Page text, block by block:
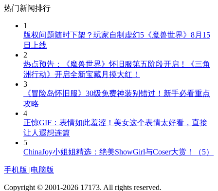
热门新闻排行
1
版权问题随时下架？玩家自制虚幻5《魔兽世界》8月15
日上线
2
热点预告：《魔兽世界》怀旧服第五阶段开启！《三角
洲行动》开启全新宝藏月摸大红！
3
《冒险岛怀旧服》30级免费神装别错过！新手必看重点
攻略
4
正惊GIF：表情如此羞涩！美女这个表情太好看，直接
让人遐想连篇
5
ChinaJoy小姐姐精选：绝美ShowGirl与Coser大赏！（5）
手机版 |电脑版
Copyright © 2001-2026 17173. All rights reserved.